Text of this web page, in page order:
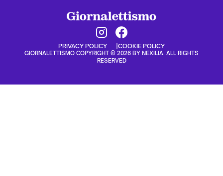
PRIVACY POLICY COOKIE POLICY
GIORNALETTISMO COPYRIGHT © 2026 BY NEXILIA. ALL RIGHTS
RESERVED